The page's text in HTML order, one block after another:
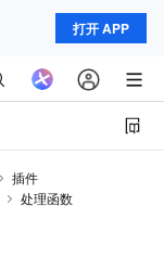
打开 APP
插件
处理函数